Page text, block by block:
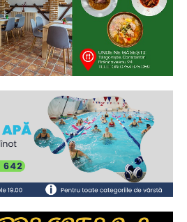
Ionuț Parghel
2de 2